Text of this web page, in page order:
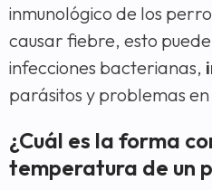
inmunológico de los
causar fiebre, esto
infecciones bacterianas,
parásitos y problemas
¿Cuál es la forma
temperatura de un